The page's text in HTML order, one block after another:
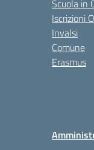
Scuola in
Iscrizioni
Invalsi
Comune
Erasmus